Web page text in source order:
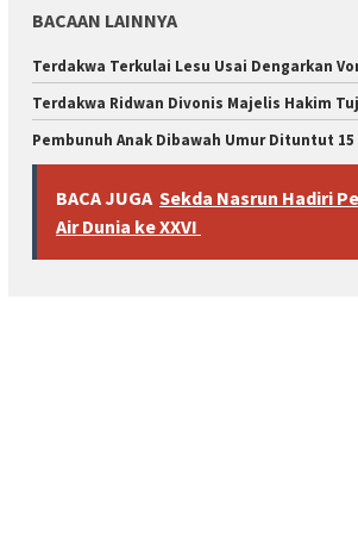
BACAAN LAINNYA
Terdakwa Terkulai Lesu Usai Dengarkan
Terdakwa Ridwan Divonis Majelis Hakim
Pembunuh Anak Dibawah Umur Dituntut
BACA JUGA Sekda Nasrun Hadiri
Air Dunia ke XXVI